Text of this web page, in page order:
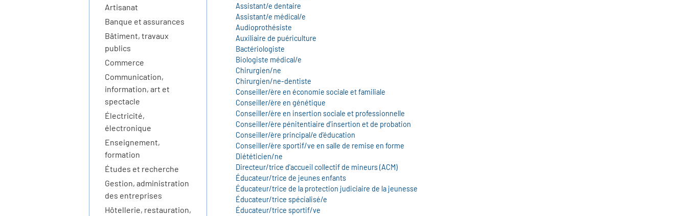
Artisanat
Banque et assurances
Bâtiment, travaux
publics
Commerce
Communication,
information, art et
spectacle
Électricité,
électronique
Enseignement,
formation
Études et recherche
Gestion, administration
des entreprises
Hôtellerie, restauration,
Assistant/e dentaire
Assistant/e médical/e
Audioprothésiste
Auxiliaire de puériculture
Bactériologiste
Biologiste médical/e
Chirurgien/ne
Chirurgien/ne-dentiste
Conseiller/ère en économie sociale et familiale
Conseiller/ère en génétique
Conseiller/ère en insertion sociale et professionnelle
Conseiller/ère pénitentiaire d'insertion et de probation
Conseiller/ère principal/e d'éducation
Conseiller/ère sportif/ve en salle de remise en forme
Diététicien/ne
Directeur/trice d'accueil collectif de mineurs (ACM)
Éducateur/trice de jeunes enfants
Éducateur/trice de la protection judiciaire de la jeunesse
Éducateur/trice spécialisé/e
Éducateur/trice sportif/ve